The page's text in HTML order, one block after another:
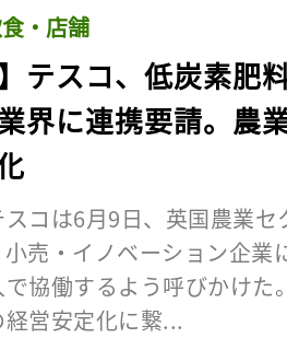
・店舗
テスコ、低炭素肥
界に連携要請。農
コは6月9日、英国農業セ
売・イノベーション企業
協働するよう呼びかけた
営安定化に繋...